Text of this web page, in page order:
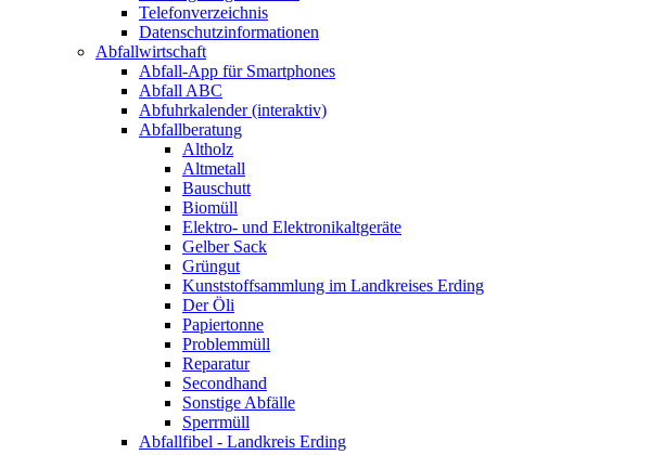
Telefonverzeichnis
Datenschutzinformationen
Abfallwirtschaft
Abfall-App für Smartphones
Abfall ABC
Abfuhrkalender (interaktiv)
Abfallberatung
Altholz
Altmetall
Bauschutt
Biomüll
Elektro- und Elektronikaltgeräte
Gelber Sack
Grüngut
Kunststoffsammlung im Landkreises Erding
Der Öli
Papiertonne
Problemmüll
Reparatur
Secondhand
Sonstige Abfälle
Sperrmüll
Abfallfibel - Landkreis Erding